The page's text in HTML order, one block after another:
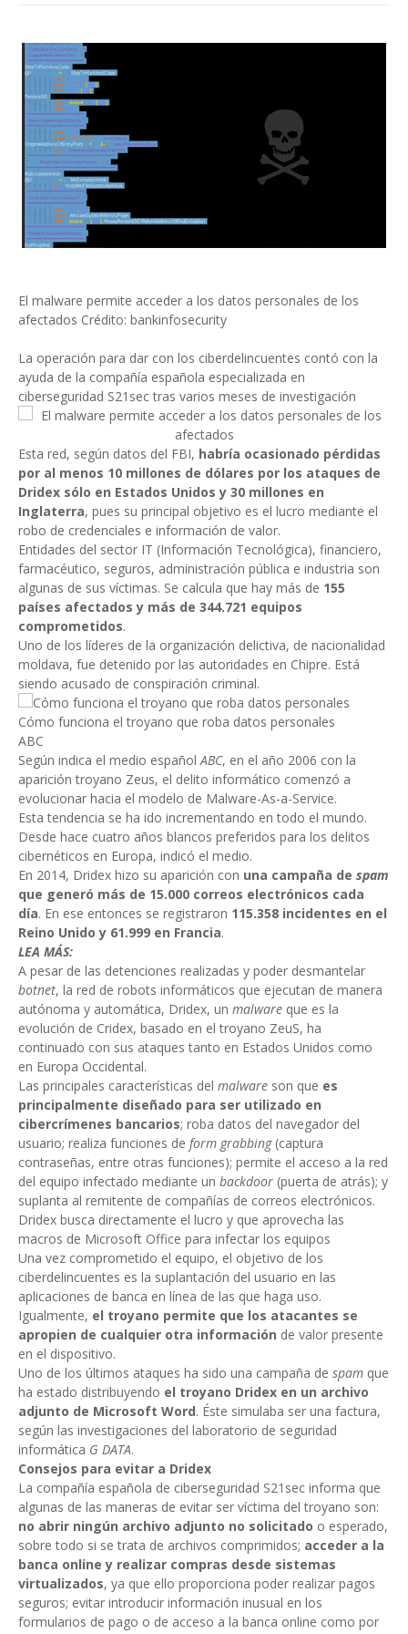
El malware permite acceder a los datos personales de los
afectados Crédito: bankinfosecurity
La operación para dar con los ciberdelincuentes contó con la
ayuda de la compañía española especializada en
ciberseguridad S21sec tras varios meses de investigación
Esta red, según datos del FBI, habría ocasionado pérdidas
por al menos 10 millones de dólares por los ataques de
Dridex sólo en Estados Unidos y 30 millones en
Inglaterra, pues su principal objetivo es el lucro mediante el
robo de credenciales e información de valor.
Entidades del sector IT (Información Tecnológica), financiero,
farmacéutico, seguros, administración pública e industria son
algunas de sus víctimas. Se calcula que hay más de 155
países afectados y más de 344.721 equipos
comprometidos.
Uno de los líderes de la organización delictiva, de nacionalidad
moldava, fue detenido por las autoridades en Chipre. Está
siendo acusado de conspiración criminal.
Cómo funciona el troyano que roba datos personales
ABC
Según indica el medio españolABC, en el año 2006 con la
aparición troyano Zeus, el delito informático comenzó a
evolucionar hacia el modelo de Malware-As-a-Service.
Esta tendencia se ha ido incrementando en todo el mundo.
Desde hace cuatro años blancos preferidos para los delitos
cibernéticos en Europa, indicó el medio.
En 2014, Dridex hizo su aparición con una campaña de spam
que generó más de 15.000 correos electrónicos cada
día. En ese entonces se registraron 115.358 incidentes en el
Reino Unido y 61.999 en Francia.
LEA MÁS:
A pesar de las detenciones realizadas y poder desmantelar
botnet, la red de robots informáticos que ejecutan de manera
autónoma y automática, Dridex, un malware que es la
evolución de Cridex, basado en el troyano ZeuS, ha
continuado con sus ataques tanto en Estados Unidos como
en Europa Occidental.
Las principales características del malware son que es
principalmente diseñado para ser utilizado en
cibercrímenes bancarios; roba datos del navegador del
usuario; realiza funciones de form grabbing(captura
contraseñas, entre otras funciones); permite el acceso a la red
del equipo infectado mediante un backdoor (puerta de atrás); y
suplanta al remitente de compañías de correos electrónicos.
Dridex busca directamente el lucro y que aprovecha las
macros de Microsoft Office para infectar los equipos
Una vez comprometido el equipo, el objetivo de los
ciberdelincuentes es la suplantación del usuario en las
aplicaciones de banca en línea de las que haga uso.
Igualmente, el troyano permite que los atacantes se
apropien de cualquier otra información de valor presente
en el dispositivo.
Uno de los últimos ataques ha sido una campaña de spam que
ha estado distribuyendo el troyano Dridex en un archivo
adjunto de Microsoft Word. Éste simulaba ser una factura,
según las investigaciones del laboratorio de seguridad
informática G DATA.
Consejos para evitar a Dridex
La compañía española de ciberseguridad S21sec informa que
algunas de las maneras de evitar ser víctima del troyano son:
no abrir ningún archivo adjunto no solicitado o esperado,
sobre todo si se trata de archivos comprimidos; acceder a la
banca online y realizar compras desde sistemas
virtualizados, ya que ello proporciona poder realizar pagos
seguros; evitar introducir información inusual en los
formularios de pago o de acceso a la banca online como por